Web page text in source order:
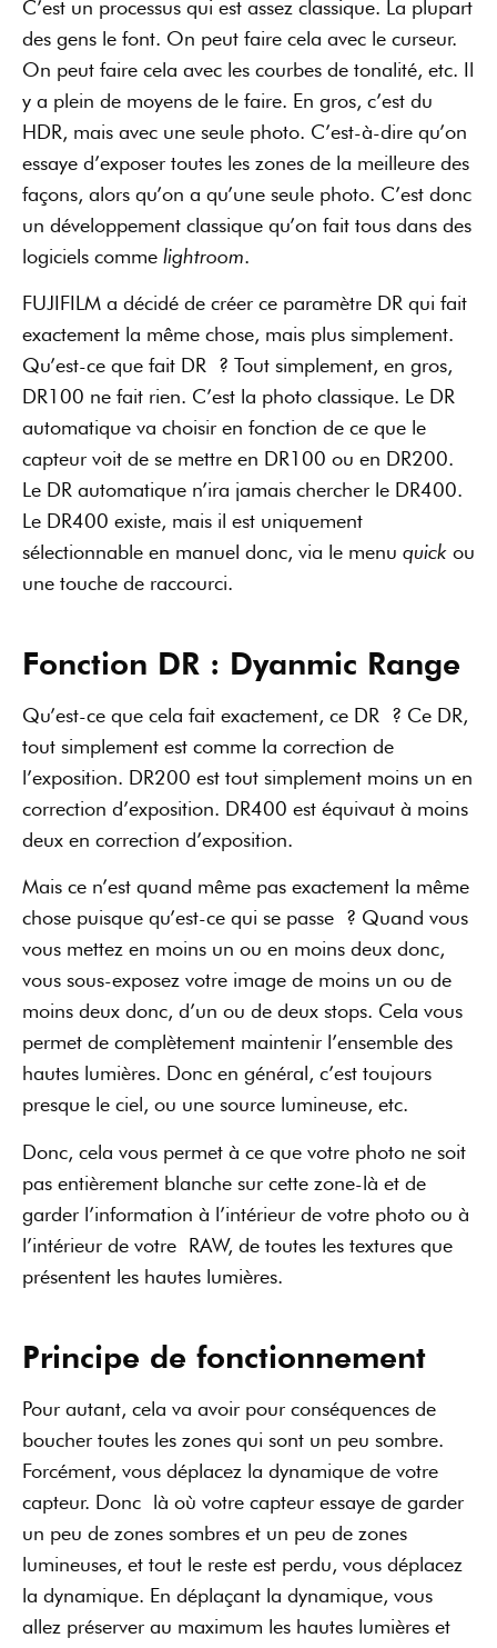
C’est un processus qui est assez classique. La plupart
des gens le font. On peut faire cela avec le curseur.
On peut faire cela avec les courbes de tonalité, etc. Il
y a plein de moyens de le faire. En gros, c’est du
HDR, mais avec une seule photo. C’est-à-dire qu’on
essaye d’exposer toutes les zones de la meilleure des
façons, alors qu’on a qu’une seule photo. C’est donc
un développement classique qu’on fait tous dans des
logiciels comme lightroom.
FUJIFILM a décidé de créer ce paramètre DR qui fait
exactement la même chose, mais plus simplement.
Qu’est-ce que fait DR ? Tout simplement, en gros,
DR100 ne fait rien. C’est la photo classique. Le DR
automatique va choisir en fonction de ce que le
capteur voit de se mettre en DR100 ou en DR200.
Le DR automatique n’ira jamais chercher le DR400.
Le DR400 existe, mais il est uniquement
sélectionnable en manuel donc, via le menu quick ou
une touche de raccourci.
Fonction DR : Dyanmic Range
Qu’est-ce que cela fait exactement, ce DR ? Ce DR,
tout simplement est comme la correction de
l’exposition. DR200 est tout simplement moins un en
correction d’exposition. DR400 est équivaut à moins
deux en correction d’exposition.
Mais ce n’est quand même pas exactement la même
chose puisque qu’est-ce qui se passe ? Quand vous
vous mettez en moins un ou en moins deux donc,
vous sous-exposez votre image de moins un ou de
moins deux donc, d’un ou de deux stops. Cela vous
permet de complètement maintenir l’ensemble des
hautes lumières. Donc en général, c’est toujours
presque le ciel, ou une source lumineuse, etc.
Donc, cela vous permet à ce que votre photo ne soit
pas entièrement blanche sur cette zone-là et de
garder l’information à l’intérieur de votre photo ou à
l’intérieur de votre RAW, de toutes les textures que
présentent les hautes lumières.
Principe de fonctionnement
Pour autant, cela va avoir pour conséquences de
boucher toutes les zones qui sont un peu sombre.
Forcément, vous déplacez la dynamique de votre
capteur. Donc là où votre capteur essaye de garder
un peu de zones sombres et un peu de zones
lumineuses, et tout le reste est perdu, vous déplacez
la dynamique. En déplaçant la dynamique, vous
allez préserver au maximum les hautes lumières et